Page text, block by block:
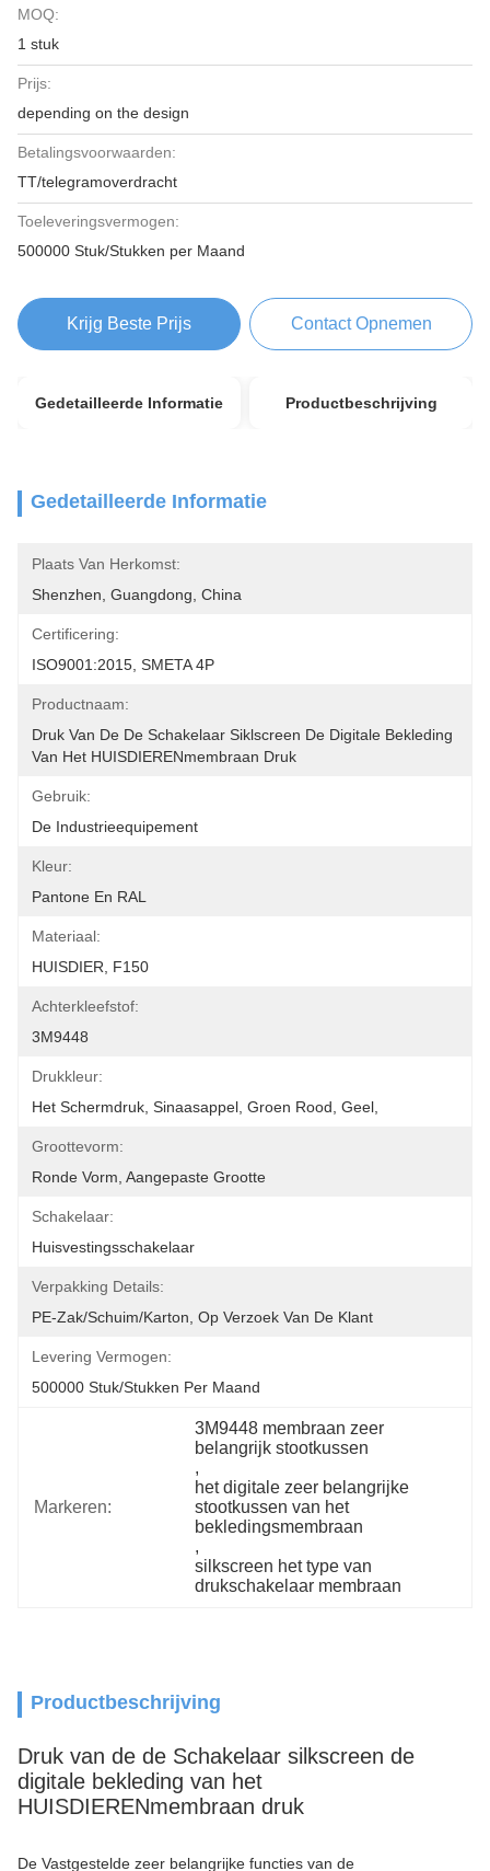
MOQ:
1 stuk
Prijs:
depending on the design
Betalingsvoorwaarden:
TT/telegramoverdracht
Toeleveringsvermogen:
500000 Stuk/Stukken per Maand
Krijg Beste Prijs Contact Opnemen
Gedetailleerde Informatie Productbeschrijving
Gedetailleerde Informatie
Plaats Van Herkomst:
Shenzhen, Guangdong, China
Certificering:
ISO9001:2015, SMETA 4P
Productnaam:
Druk Van De De Schakelaar Siklscreen De Digitale Bekleding
Van Het HUISDIERENmembraan Druk
Gebruik:
De Industrieequipement
Kleur:
Pantone En RAL
Materiaal:
HUISDIER, F150
Achterkleefstof:
3M9448
Drukkleur:
Het Schermdruk, Sinaasappel, Groen Rood, Geel,
Groottevorm:
Ronde Vorm, Aangepaste Grootte
Schakelaar:
Huisvestingsschakelaar
Verpakking Details:
PE-Zak/schuim/karton, Op Verzoek Van De Klant
Levering Vermogen:
500000 Stuk/Stukken Per Maand
Markeren:
3M9448 membraan zeer
belangrijk stootkussen
,
het digitale zeer belangrijke
stootkussen van het
bekledingsmembraan
,
silkscreen het type van
drukschakelaar membraan
Productbeschrijving
Druk van de de Schakelaar silkscreen de
digitale bekleding van het
HUISDIERENmembraan druk
De Vastgestelde zeer belangrijke functies van de